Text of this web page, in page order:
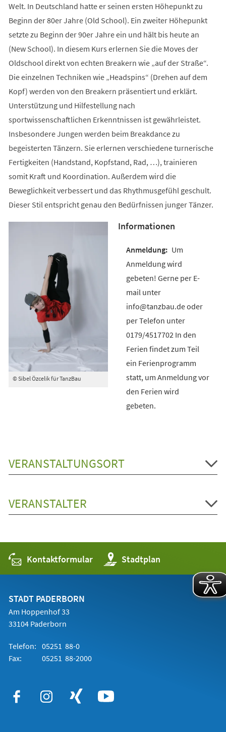
Welt. In Deutschland hatte er seinen ersten Höhepunkt zu
Beginn der 80er Jahre (Old School). Ein zweiter Höhepunkt
setzte zu Beginn der 90er Jahre ein und hält bis heute an
(New School). In diesem Kurs erlernen Sie die Moves der
Oldschool direkt von echten Breakern wie „auf der Straße“.
Die einzelnen Techniken wie „Headspins“ (Drehen auf dem
Kopf) werden von den Breakern präsentiert und erklärt.
Unterstützung und Hilfestellung nach
sportwissenschaftlichen Erkenntnissen ist gewährleistet.
Insbesondere Jungen werden beim Breakdance zu
begeisterten Tänzern. Sie erlernen verschiedene turnerische
Fertigkeiten (Handstand, Kopfstand, Rad, …), trainieren
somit Kraft und Koordination. Außerdem wird die
Beweglichkeit verbessert und das Rhythmusgefühl geschult.
Dieser Stil entspricht genau den Bedürfnissen junger Tänzer.
© Sibel Özcelik für TanzBau
Informationen
Um
Anmeldung wird
gebeten! Gerne per E-
mail unter
info@tanzbau.de oder
per Telefon unter
0179/4517702 In den
Ferien findet zum Teil
ein Ferienprogramm
statt, um Anmeldung vor
den Ferien wird
gebeten.
VERANSTALTUNGSORT
VERANSTALTER
Kontaktformular Stadtplan
(Öffnet
in
einem
STADT PADERBORN
Am Hoppenhof 33
33104 Paderborn
Telefon: 05251 88-0
Fax:
05251 88-2000